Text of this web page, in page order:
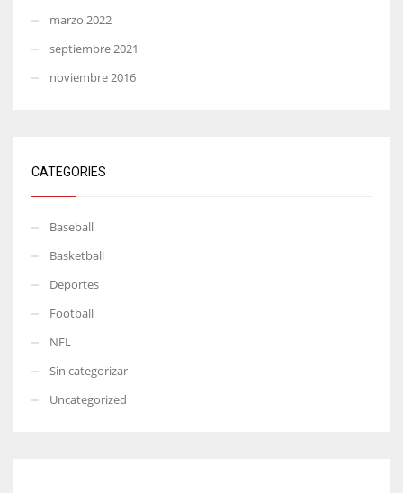
marzo 2022
septiembre 2021
noviembre 2016
CATEGORIES
Baseball
Basketball
Deportes
Football
NFL
Sin categorizar
Uncategorized